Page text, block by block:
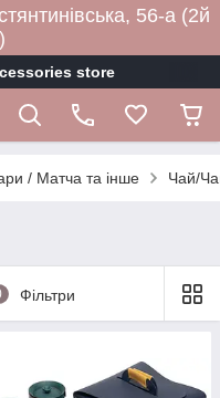
56-а (2й
store
/ Матча та інше Чай/
Фільтри